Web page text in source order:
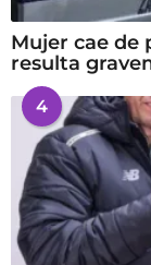
Mujer cae de
resulta
4